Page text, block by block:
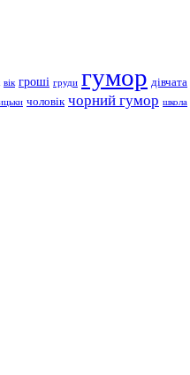
вік гроші груди гумор дівчата
чоловік чорний гумор школа